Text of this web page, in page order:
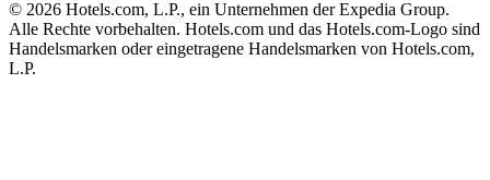
© 2026 Hotels.com, L.P., ein Unternehmen der Expedia Group.
Alle Rechte vorbehalten. Hotels.com und das Hotels.com-Logo sind
Handelsmarken oder eingetragene Handelsmarken von Hotels.com,
L.P.